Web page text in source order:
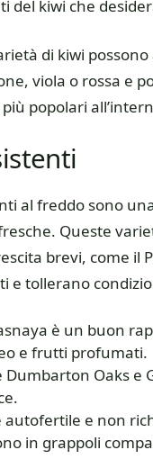
del kiwi che
di kiwi
viola o rossa e
popolari
al freddo sono
Queste
brevi, come il
e tollerano
è un buon
e frutti profumati.
Dumbarton Oaks e
autofertile e non
in grappoli